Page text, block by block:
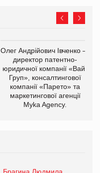
Олег Андрійович Івченко —
директор патентно-
юридичної компанії «Вайз
Груп», консалтингової
компанії «Парето» та
маркетингової агенції
Myka Agency.
Брагина Людмила